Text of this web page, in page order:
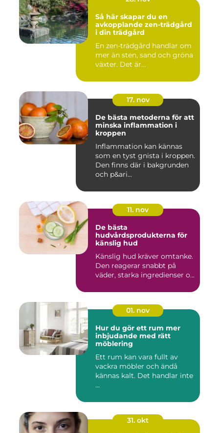
Så här skapar du en
avkopplande zen-trädgård
i din trädgård
En zen-trädgård handlar om
mer än sten, sand och gröna
växter. Det är...
17. nov
De bästa metoderna för att
minska inflammation i
kroppen
Inflammation kan kännas
som en tyst gnista i kroppen.
Den finns där i bakgrunden
och p&ari...
11. nov
De bästa
hudvårdsprodukterna för
känslig hud
Känslig hud kräver omtanke.
Den reagerar snabbt på
väder, starka ingredienser o...
01. nov
Hur du gör ett rum mer
inbjudande med rätt
möblering
Ett rum kan vara fullt av
vackra möbler och ändå
kännas kalt. Det handlar inte
...
31. okt